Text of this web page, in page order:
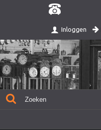
Inloggen